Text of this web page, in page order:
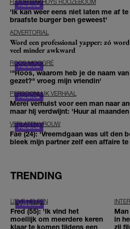
FLOOR BAKHUYS ROOZEBOOM
'Ik kan weer eens niet laten me af
braafste burger ben geweest'
ADVERTORIAL
Word een professional yapper: zó
veel minder awkward
ROOS MOGGRÉ
'"Roos, waarom heb je de naam
gezet?" vroeg mijn vriendin'
PERSOONLIJK VERHAAL
Merel verhuist voor een man naar
maar hij verdwijnt: 'Huur al
VERLATEN VROUW
Fae (24): 'Vreemdgaan was uit den
bleek mijn partner zelf een affaire
TRENDING
LIEVE HELEEN
Fred (55): 'Ik vind het
moeilijk om meerdere keren
klaar te komen tijdens een
in
zij